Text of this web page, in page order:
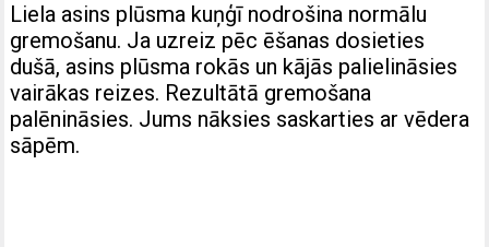
Liela asins plūsma kuņģī nodrošina normālu
gremošanu. Ja uzreiz pēc ēšanas dosieties
dušā, asins plūsma rokās un kājās palielināsies
vairākas reizes. Rezultātā gremošana
palēnināsies. Jums nāksies saskarties ar vēdera
sāpēm.